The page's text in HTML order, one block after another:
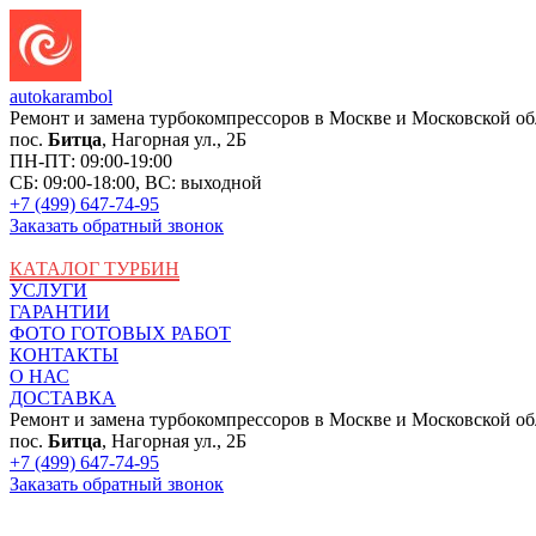
autokarambol
Ремонт и замена турбокомпрессоров в Москве и Московской
пос. Битца, Нагорная ул., 2Б
ПН-ПТ: 09:00-19:00
СБ: 09:00-18:00, ВС: выходной
+7 (499) 647-74-95
Заказать обратный звонок
КАТАЛОГ ТУРБИН
УСЛУГИ
ГАРАНТИИ
ФОТО ГОТОВЫХ РАБОТ
КОНТАКТЫ
О НАС
ДОСТАВКА
Ремонт и замена турбокомпрессоров в Москве и Московской
пос. Битца, Нагорная ул., 2Б
+7 (499) 647-74-95
Заказать обратный звонок